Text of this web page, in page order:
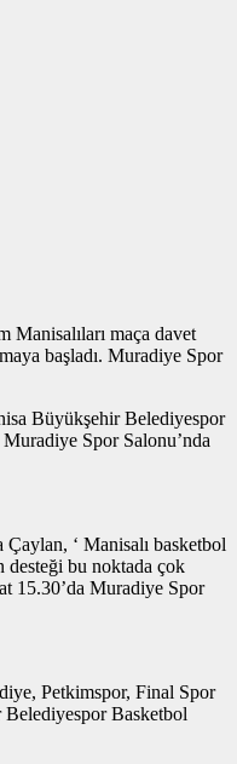
maça davet
başladı. Muradiye Spor
Büyükşehir Belediyespor
Spor Salonu’nda
‘ Manisalı basketbol
desteği bu noktada çok
15.30’da Muradiye Spor
Petkimspor, Final Spor
Belediyespor Basketbol